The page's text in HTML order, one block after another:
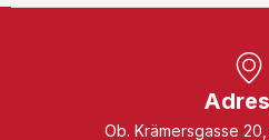
Ob. Krämersgasse